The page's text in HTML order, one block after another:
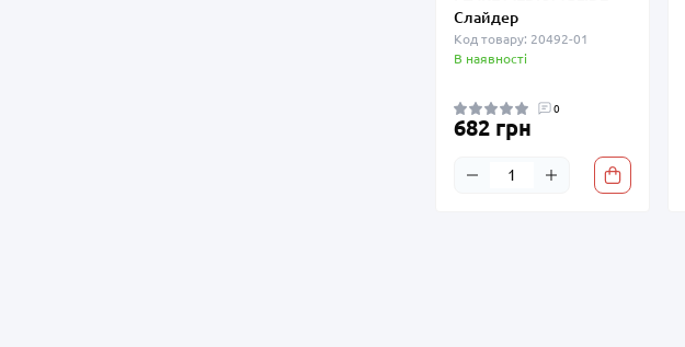
Слайдер
Код товару: 20492-01
В наявності
0
682 грн